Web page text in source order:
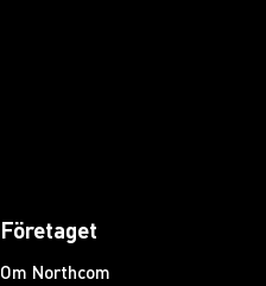
Företaget
Om Northcom